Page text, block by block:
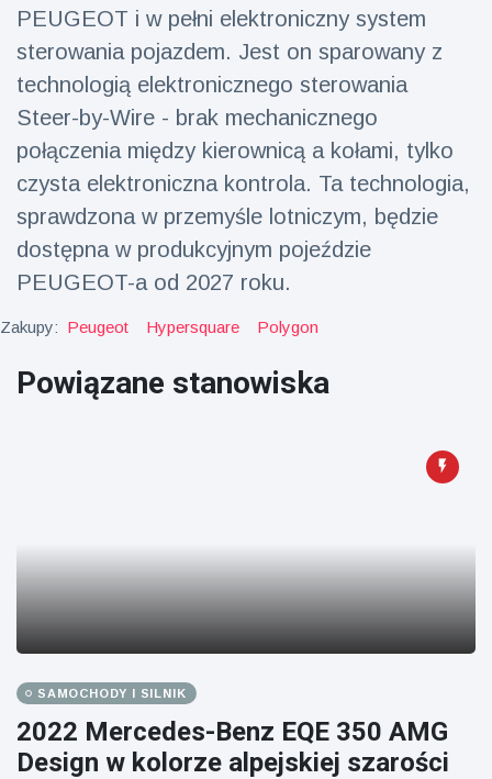
PEUGEOT i w pełni elektroniczny system
sterowania pojazdem. Jest on sparowany z
technologią elektronicznego sterowania
Steer-by-Wire - brak mechanicznego
połączenia między kierownicą a kołami, tylko
czysta elektroniczna kontrola. Ta technologia,
sprawdzona w przemyśle lotniczym, będzie
dostępna w produkcyjnym pojeździe
PEUGEOT-a od 2027 roku.
Zakupy: Peugeot Hypersquare Polygon
Powiązane stanowiska
SAMOCHODY I SILNIK
2022 Mercedes-Benz EQE 350 AMG
Design w kolorze alpejskiej szarości